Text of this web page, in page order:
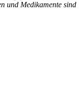
und Medikamente sind